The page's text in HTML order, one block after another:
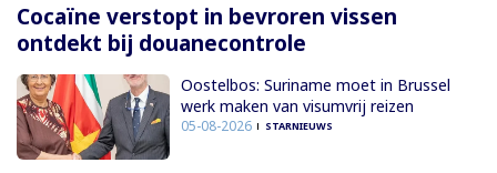
Cocaïne verstopt in bevroren vissen
ontdekt bij douanecontrole
Oostelbos: Suriname moet in Brussel
werk maken van visumvrij reizen
05-08-2026 STARNIEUWS